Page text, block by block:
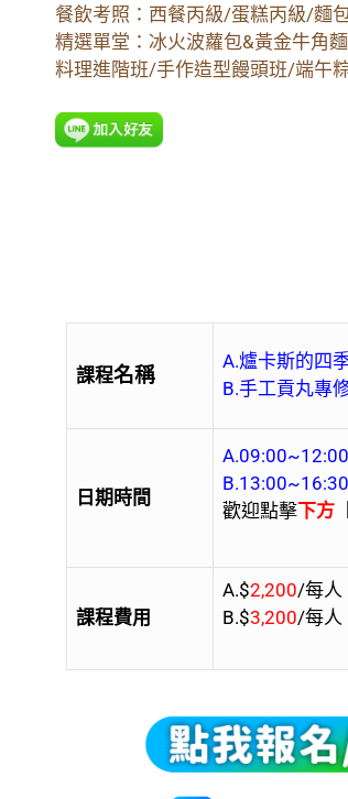
餐飲考照：西餐丙級/蛋糕丙級/麵
精選單堂：冰火波蘿包&黃金牛角
料理進階班/手作造型饅頭班/端午
課程名稱
A.爐卡斯的四
B.手工貢丸專
日期時間
A.09:00~12:00
B.13:00~16:30
歡迎點擊下方
課程費用
A.$2,200/每人
B.$3,200/每人